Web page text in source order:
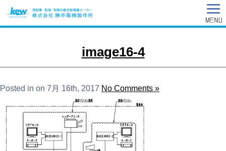
image16-4
Posted in on 7月 16th, 2017 No Comments »